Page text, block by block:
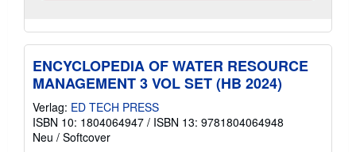
ENCYCLOPEDIA OF WATER RESOURCE
MANAGEMENT 3 VOL SET (HB 2024)
Verlag: ED TECH PRESS
ISBN 10: 1804064947 / ISBN 13: 9781804064948
Neu / Softcover